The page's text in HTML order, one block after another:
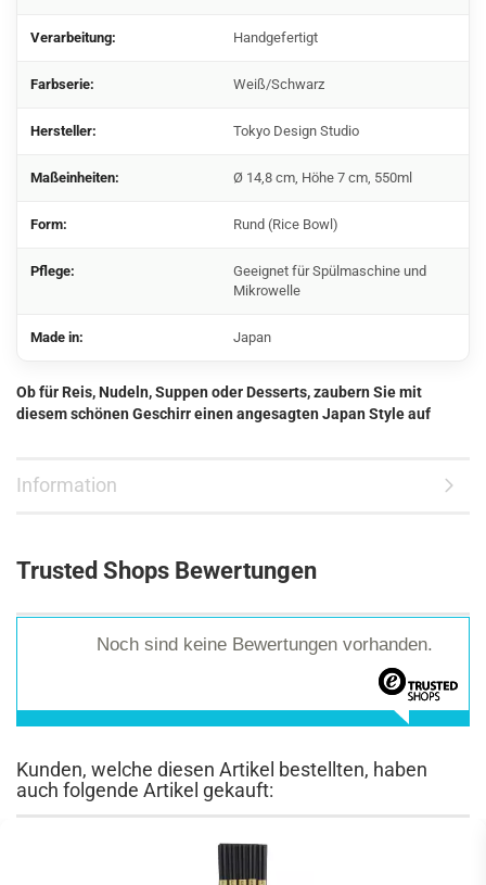
Verarbeitung: Handgefertigt
Farbserie: Weiß/Schwarz
Hersteller: Tokyo Design Studio
Maßeinheiten: Ø 14,8 cm, Höhe 7 cm, 550ml
Form: Rund (Rice Bowl)
Pflege:
Geeignet für Spülmaschine und
Mikrowelle
Made in: Japan
Ob für Reis, Nudeln, Suppen oder Desserts, zaubern Sie mit
diesem schönen Geschirr einen angesagten Japan Style auf
Information
Trusted Shops Bewertungen
Noch sind keine Bewertungen vorhanden.
Kunden, welche diesen Artikel bestellten, haben
auch folgende Artikel gekauft: